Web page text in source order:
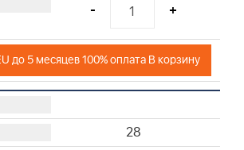
- +
до 5 месяцев 100% оплата В корзину
28